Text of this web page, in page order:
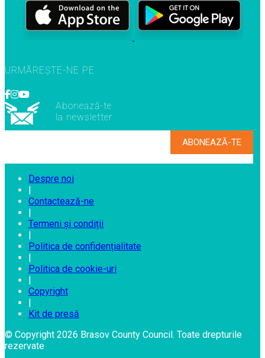
URMĂREȘTE-NE PE
Abonează-te
la newsletter
Despre noi
|
Contactează-ne
|
Termeni și condiții
|
Politica de confidențialitate
|
Politica de cookie-uri
|
Copyright
|
Kit de presă
© Copyright 2026 Brasov County Council. Toate drepturile
rezervate